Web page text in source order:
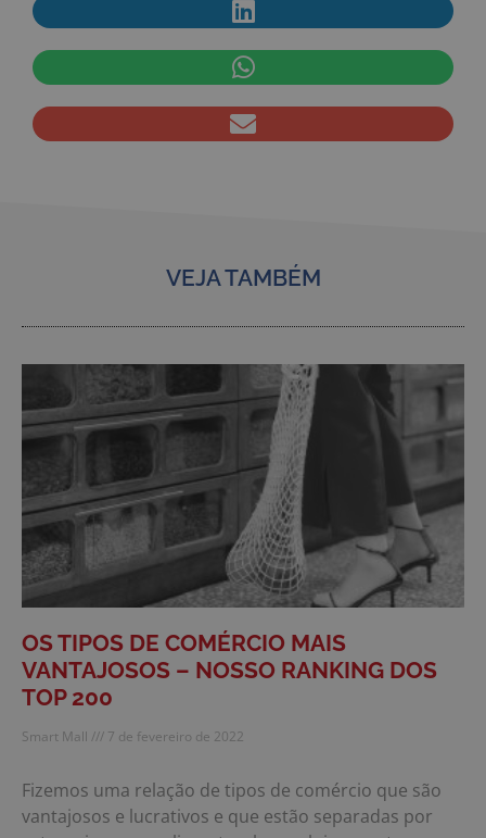
VEJA TAMBÉM
OS TIPOS DE COMÉRCIO MAIS
VANTAJOSOS – NOSSO RANKING DOS
TOP 200
Smart Mall 7 de fevereiro de 2022
Fizemos uma relação de tipos de comércio que são
vantajosos e lucrativos e que estão separadas por